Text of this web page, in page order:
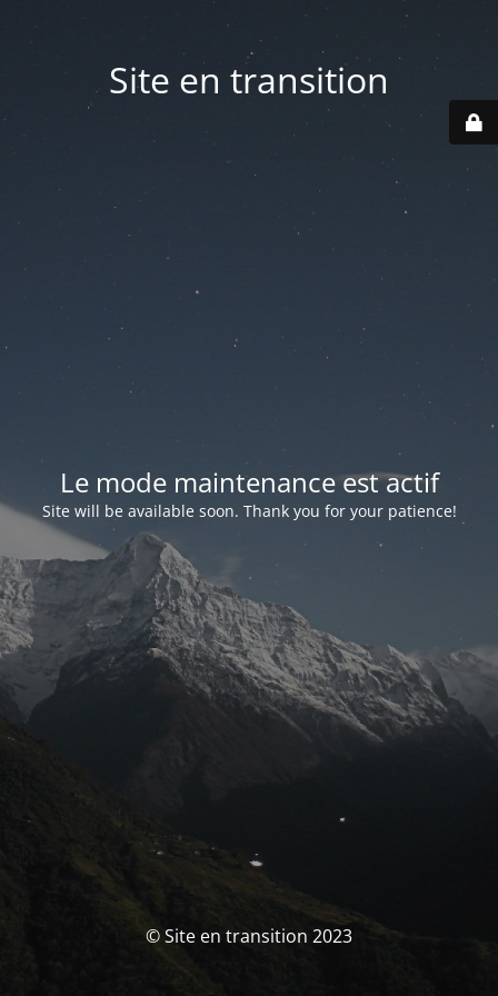
Site en transition
Le mode maintenance est actif
Site will be available soon. Thank you for your patience!
© Site en transition 2023